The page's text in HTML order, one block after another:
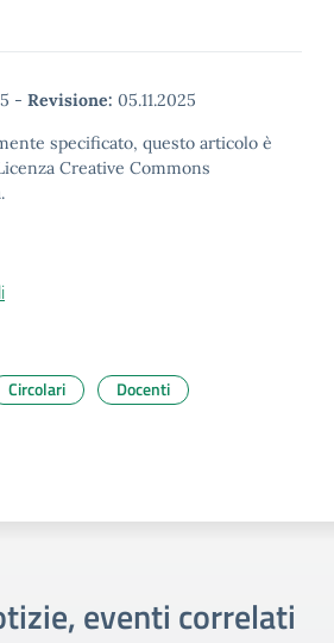
- Revisione: 05.11.2025
specificato, questo articolo è
Creative Commons
Circolari
Docenti
eventi correlati